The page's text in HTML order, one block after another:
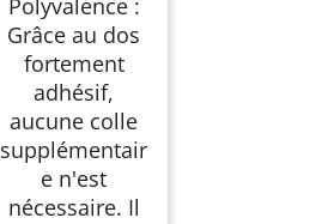
Grâce au dos
fortement
adhésif,
aucune colle
supplémentair
e n'est
nécessaire. Il